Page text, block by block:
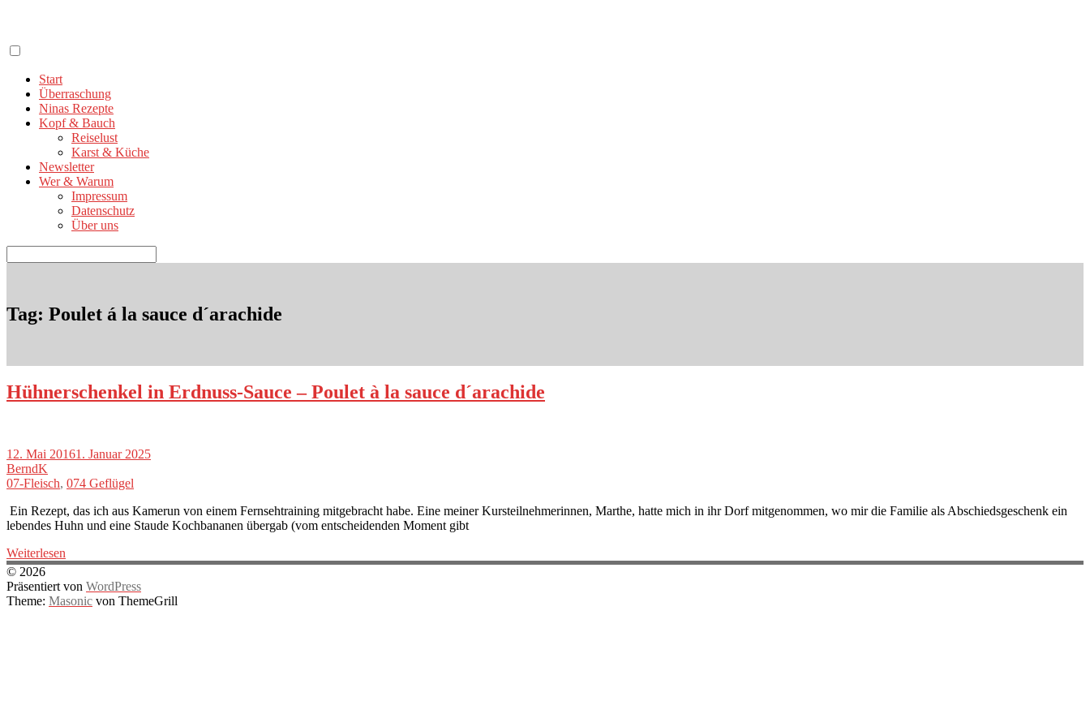
springen
Start
Überraschung
Ninas Rezepte
Kopf & Bauch
Reiselust
Karst & Küche
Newsletter
Wer & Warum
Impressum
Datenschutz
Über uns
nach:
Tag: Poulet á la sauce d´arachide
Hühnerschenkel in Erdnuss-Sauce – Poulet à la sauce d´arachide
12. Mai 20161. Januar 2025
BerndK
07-Fleisch, 074 Geflügel
Ein Rezept, das ich aus Kamerun von einem Fernsehtraining mitgebracht habe. Eine meiner Kursteilnehmerinnen, Marthe, hatte mich in ihr Dorf mitgenommen, wo mir die Familie als Abschiedsgeschenk ein
lebendes Huhn und eine Staude Kochbananen übergab (vom entscheidenden Moment gibt
Weiterlesen
© 2026
Präsentiert von WordPress
Theme: Masonic von ThemeGrill